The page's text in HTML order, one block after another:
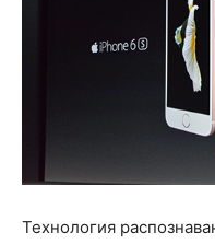
Технология